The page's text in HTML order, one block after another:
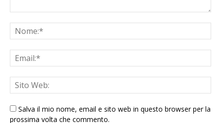
Salva il mio nome, email e sito web in questo browser per la
prossima volta che commento.